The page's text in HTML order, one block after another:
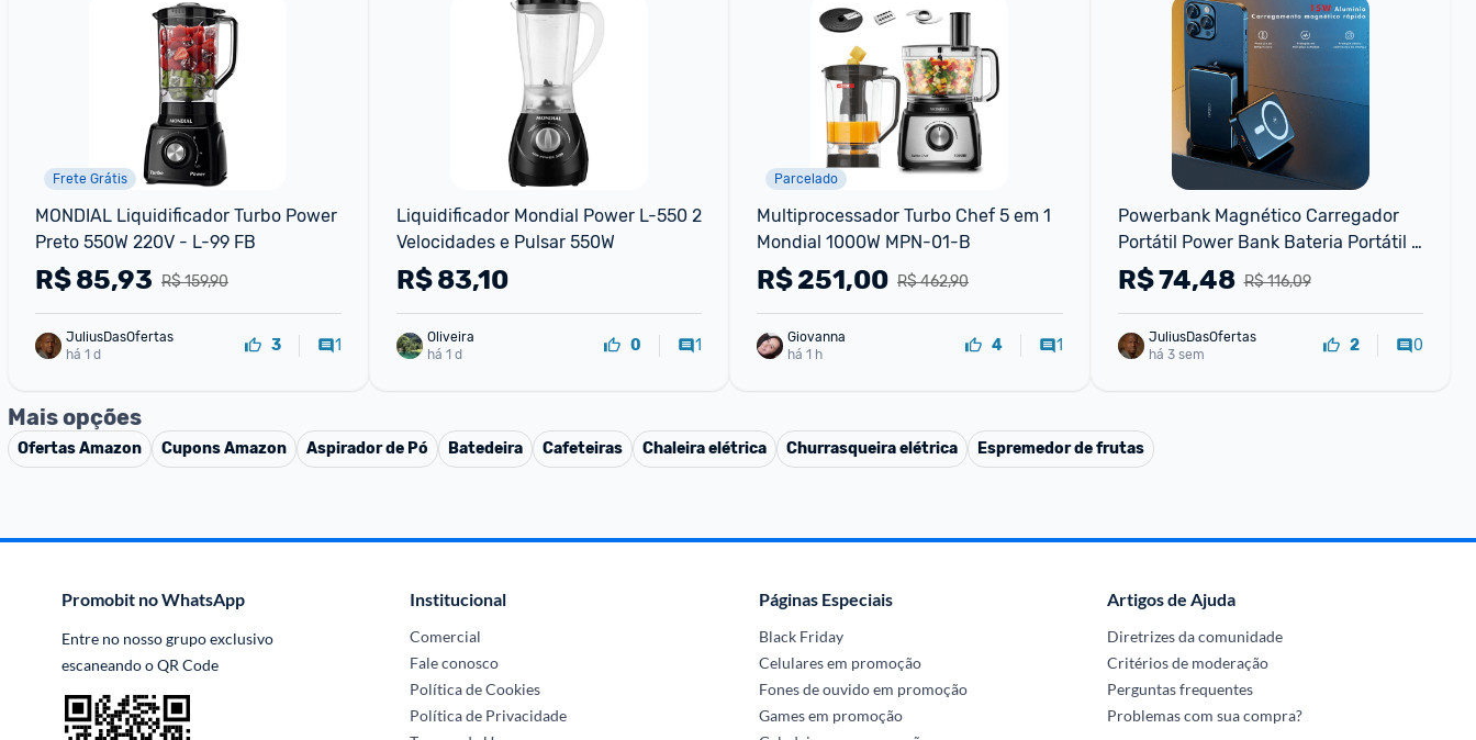
Frete Grátis
MONDIAL Liquidificador Turbo Power
Preto 550W 220V - L-99 FB
R$ 159,90
R$85,93
JuliusDasOfertas
há 1 d
3 1
Liquidificador Mondial Power L-550 2
Velocidades e Pulsar 550W
R$83,10
há 1 d
0 1
Parcelado
Multiprocessador Turbo Chef 5 em 1
Mondial 1000W MPN-01-B
R$ 462,90
R$251,00
Giovanna
há 1 h
4 1
Powerbank Magnético Carregador
Portátil Power Bank Bateria Portátil
Carregador Portatil Bateria Extern
R$ 116,09
R$74,48
JuliusDasOfertas
há 3 sem
2 0
Mais opções
OfertasAmazon CuponsAmazon Aspirador de Pó Batedeira Cafeteiras Chaleira elétrica Churrasqueira elétrica Espremedor de frutas
Promobit no WhatsApp
Entre no nosso grupo exclusivo
escaneando o QR Code
Institucional
Comercial
Fale conosco
Política de Cookies
Política de Privacidade
Páginas Especiais
Black Friday
Celulares em promoção
Fones de ouvido em promoção
Games em promoção
Artigos de Ajuda
Diretrizes da comunidade
Critérios de moderação
Perguntas frequentes
Problemas com sua compra?